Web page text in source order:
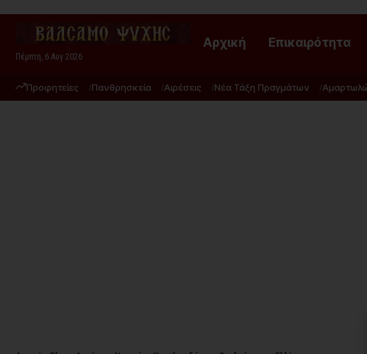
Πέμπτη, 6 Αυγ 2026
Αρχική Επικαιρότητα
Προφητείες Πανθρησκεία Αιρέσεις Νέα Τάξη Πραγμάτων